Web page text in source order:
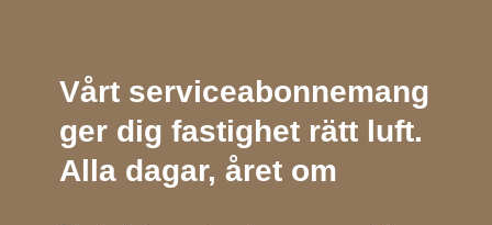
Vårt serviceabonnemang
ger dig fastighet rätt luft.
Alla dagar, året om